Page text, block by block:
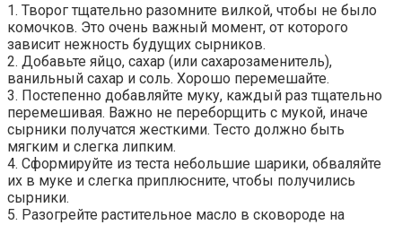
1. Творог тщательно разомните вилкой, чтобы не было
комочков. Это очень важный момент, от которого
зависит нежность будущих сырников.
2. Добавьте яйцо, сахар (или сахарозаменитель),
ванильный сахар и соль. Хорошо перемешайте.
3. Постепенно добавляйте муку, каждый раз тщательно
перемешивая. Важно не переборщить с мукой, иначе
сырники получатся жесткими. Тесто должно быть
мягким и слегка липким.
4. Сформируйте из теста небольшие шарики, обваляйте
их в муке и слегка приплюсните, чтобы получились
сырники.
5. Разогрейте растительное масло в сковороде на